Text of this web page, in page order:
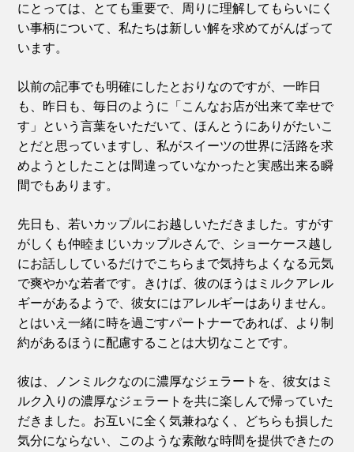
にとっては、とても重要で、周りに理解してもらいにく
い事柄について、私たちは新しい解を求めてがんばって
います。
以前の記事でも明確にしたとおりなのですが、一昨日
も、昨日も、毎日のように「こんなお店が出来て幸せで
す」という言葉をいただいて、ほんとうにありがたいこ
とだと思っていますし、私がスイーツの世界に活路を求
めようとしたことは間違っていなかったと実感出来る瞬
間でもあります。
先日も、若いカップルにお越しいただきました。すがす
がしくも仲睦まじいカップルさんで、ショーケース越し
にお話ししているだけでこちらまで気持ちよくなる元気
で爽やかな若者です。きけば、彼のほうはミルクアレル
ギーがあるようで、彼女にはアレルギーはありません。
とはいえ一緒に時を過ごすパートナーであれば、より制
約があるほうに配慮することは大切なことです。
彼は、ノンミルクなのに濃厚なジェラートを、彼女はミ
ルク入りの濃厚なジェラートを共に楽しんで帰っていた
だきました。お互いに全く気兼ねなく、どちらも損した
気分にならない、このような素敵な時間を提供できたの